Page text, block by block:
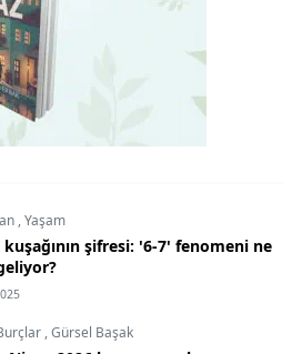
,Yaşam
kuşağının şifresi: '6-7' fenomeni ne
,Gürsel Başak